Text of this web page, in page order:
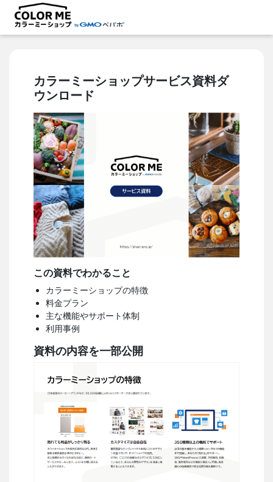
カラーミーショップサービス資料ダ
ウンロード
この資料でわかること
カラーミーショップの特徴
料金プラン
主な機能やサポート体制
利用事例
資料の内容を一部公開